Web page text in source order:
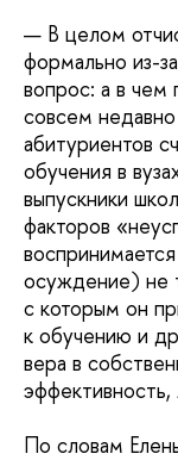
— В целом
формально из-
вопрос: а в чем
совсем
абитуриентов
обучения в
выпускники
факторов
осуждение) не
с которым он
к обучению и
вера в
По словам